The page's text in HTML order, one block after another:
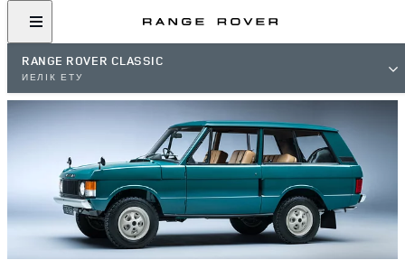
RANGE ROVER CLASSIC
ИЕЛІК ЕТУ